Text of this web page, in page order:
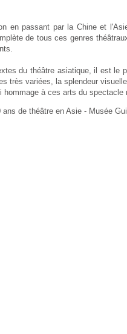
en passant par la Chine et
de tous ces genres
du théâtre asiatique, il est
très variées, la splendeur
à ces arts du spectacle
de théâtre en Asie - Musée